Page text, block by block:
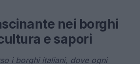
nei borghi
e sapori
i borghi italiani, dove ogni